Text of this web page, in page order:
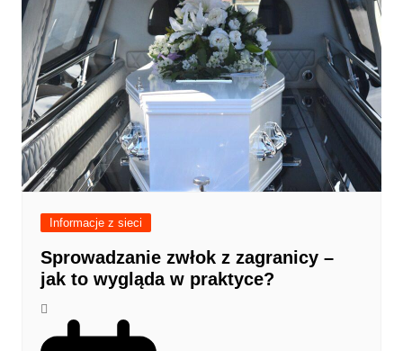
Informacje z sieci
Sprowadzanie zwłok z zagranicy –
jak to wygląda w praktyce?